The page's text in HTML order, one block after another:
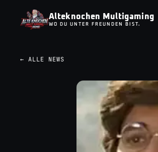
Alteknochen Multigaming
WO DU UNTER FREUNDEN BIST.
← ALLE NEWS